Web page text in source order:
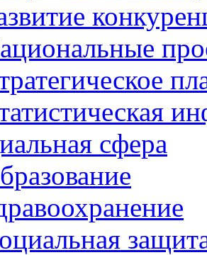
сфера